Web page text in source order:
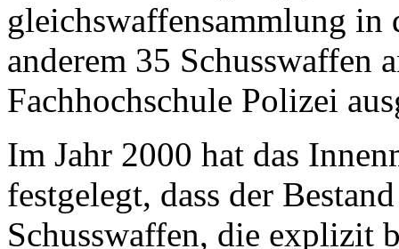
gleichswaffensammlung in
anderem 35 Schusswaffen
Fachhochschule Polizei
Im Jahr 2000 hat das
festgelegt, dass der
Schusswaffen, die explizit